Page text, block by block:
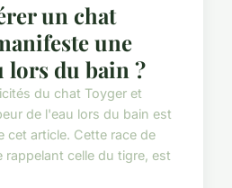
un chat
une
lors du bain ?
du chat Toyger et
de l'eau lors du bain est
cet article. Cette race de
rappelant celle du tigre, est